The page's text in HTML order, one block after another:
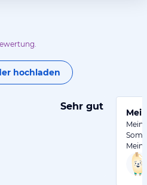
hochladen
Sehr gut
Mein
Mein